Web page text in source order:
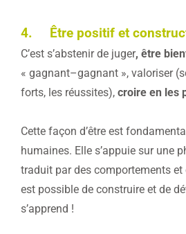
4. Être positif et
C’est s’abstenir de juger, être
« gagnant–gagnant », valoriser
forts, les réussites), croire en les
Cette façon d’être est
humaines. Elle s’appuie sur une
traduit par des comportements et
est possible de construire et de
s’apprend !